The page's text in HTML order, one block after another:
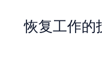
恢复工作的